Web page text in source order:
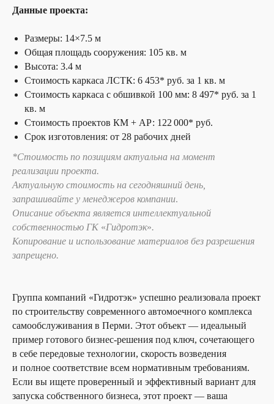
Данные проекта:
Размеры: 14×7.5 м
Общая площадь сооружения: 105 кв. м
Высота: 3.4 м
Стоимость каркаса ЛСТК: 6 453* руб. за 1 кв. м
Стоимость каркаса с обшивкой 100 мм: 8 497* руб. за 1
кв. м
Стоимость проектов КМ + АР: 122 000* руб.
Срок изготовления: от 28 рабочих дней
*Стоимость по позициям актуальна на момент
реализации проекта.
Актуальную стоимость на сегодняшний день,
запрашивайте у менеджеров компании.
Описание объекта является интеллектуальной
собственностью ГК «Гидротэк».
Копирование и использование материалов без разрешения
запрещено.
Группа компаний «Гидротэк» успешно реализовала проект
по строительству современного автомоечного комплекса
самообслуживания в Перми. Этот объект — идеальный
пример готового бизнес-решения под ключ, сочетающего
в себе передовые технологии, скорость возведения
и полное соответствие всем нормативным требованиям.
Если вы ищете проверенный и эффективный вариант для
запуска собственного бизнеса, этот проект — ваша